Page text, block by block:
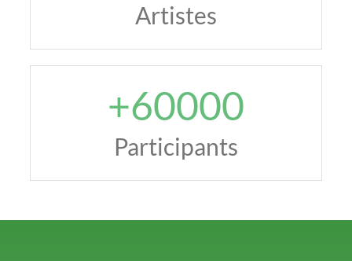
Artistes
+60000
Participants